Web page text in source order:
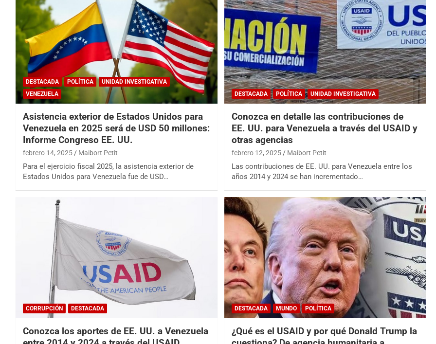
DESTACADA POLÍTICA
UNIDAD INVESTIGATIVA
VENEZUELA
Asistencia exterior de Estados Unidos para
Venezuela en 2025 será de USD 50 millones:
Informe Congreso EE. UU.
febrero 14, 2025 Maibort Petit
Para el ejercicio fiscal 2025, la asistencia exterior de
Estados Unidos para Venezuela fue de USD…
DESTACADA POLÍTICA UNIDAD INVESTIGATIVA
Conozca en detalle las contribuciones de
EE. UU. para Venezuela a través del USAID y
otras agencias
febrero 12, 2025 Maibort Petit
Las contribuciones de EE. UU. para Venezuela entre los
años 2014 y 2024 se han incrementado…
CORRUPCIÓN DESTACADA
Conozca los aportes de EE. UU. a Venezuela
DESTACADA MUNDO POLÍTICA
¿Qué es el USAID y por qué Donald Trump la